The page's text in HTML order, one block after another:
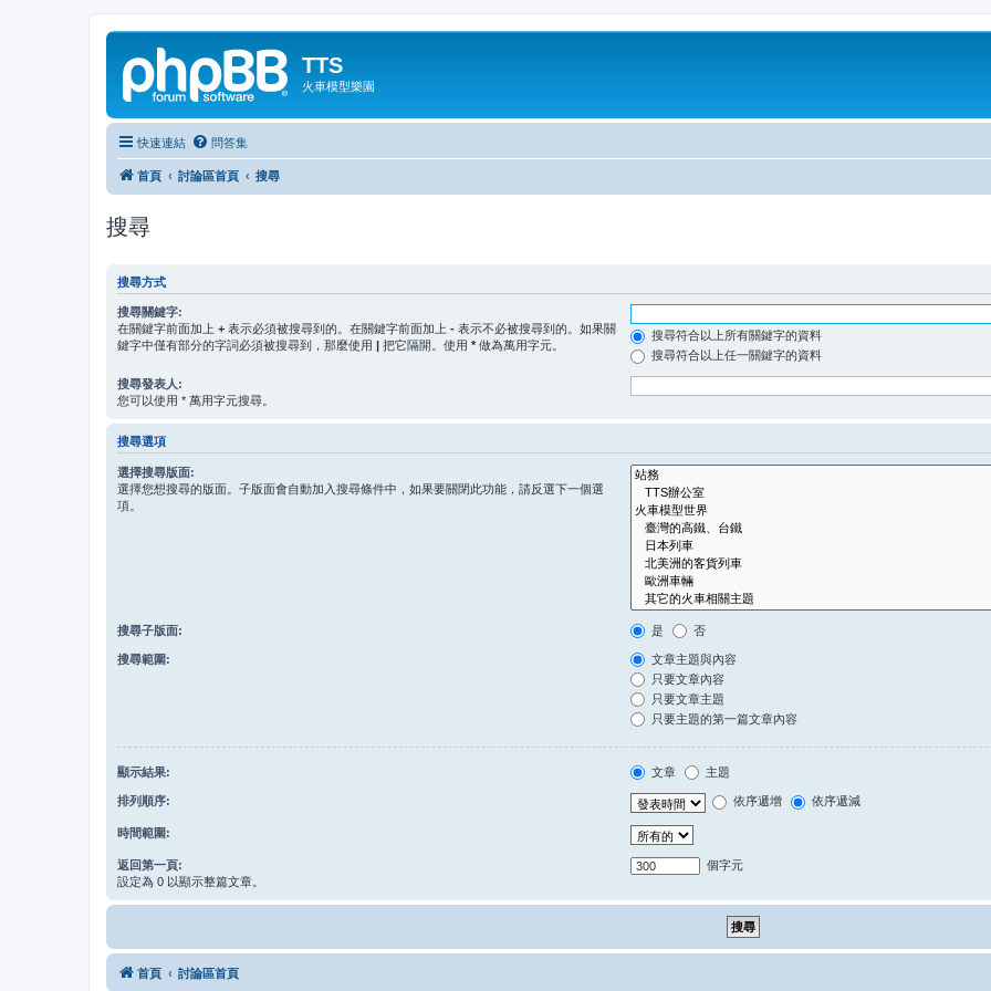
TTS
火車模型樂園
快速連結 問答集
首頁 討論區首頁 搜尋
搜尋
搜尋方式
搜尋關鍵字:
在關鍵字前面加上 + 表示必須被搜尋到的。在關鍵字前面加上 - 表示不必被搜尋到的。如果關
鍵字中僅有部分的字詞必須被搜尋到，那麼使用 | 把它隔開。使用 * 做為萬用字元。
搜尋符合以上所有關鍵字的資料
搜尋符合以上任一關鍵字的資料
搜尋發表人:
您可以使用 * 萬用字元搜尋。
搜尋選項
選擇搜尋版面:
選擇您想搜尋的版面。子版面會自動加入搜尋條件中，如果要關閉此功能，請反選下一個選
項。
搜尋子版面: 是 否
搜尋範圍:
文章主題與內容
只要文章內容
只要文章主題
只要主題的第一篇文章內容
顯示結果: 文章 主題
排列順序: 依序遞增 依序遞減
時間範圍:
返回第一頁:
設定為 0 以顯示整篇文章。
個字元
首頁 討論區首頁